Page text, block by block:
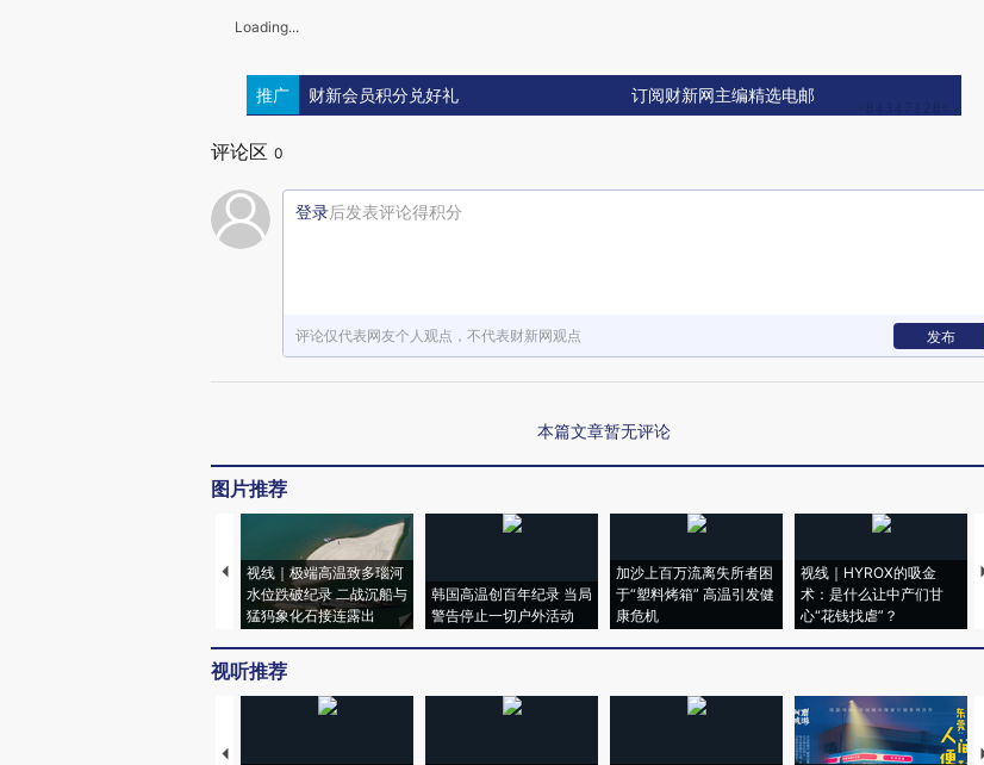
Loading...
推广 财新会员积分兑好礼 订阅财新网主编精选电邮
评论区 0
登录后发表评论得积分
评论仅代表网友个人观点，不代表财新网观点 发布
本篇文章暂无评论
图片推荐
视线｜极端高温致多瑙河
水位跌破纪录 二战沉船与
猛犸象化石接连露出
韩国高温创百年纪录 当局
警告停止一切户外活动
加沙上百万流离失所者困
于“塑料烤箱” 高温引发健
康危机
视线｜HYROX的吸金
术：是什么让中产们甘
心“花钱找虐”？
视听推荐